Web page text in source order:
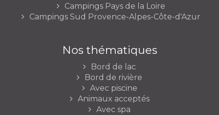
Campings Pays de la Loire
Campings Sud Provence-Alpes-Côte-d'Azur
Nos thématiques
Bord de lac
Bord de rivière
Avec piscine
Animaux acceptés
Avec spa